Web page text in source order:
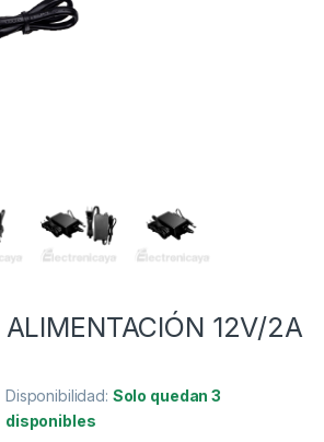
ALIMENTACIÓN 12V/2A
Disponibilidad: Solo quedan 3
disponibles